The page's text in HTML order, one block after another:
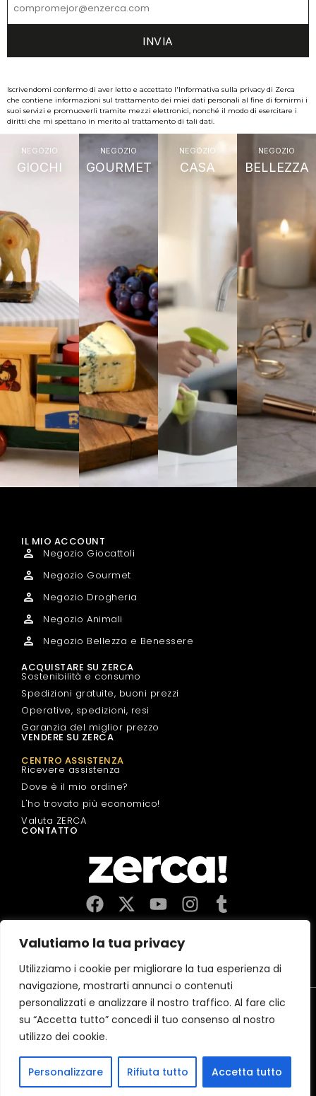
Valutiamo la tua privacy
Utilizziamo i cookie per migliorare la tua esperienza di
navigazione, mostrarti annunci o contenuti
personalizzati e analizzare il nostro traffico. Al fare clic
su “Accetta tutto” concedi il tuo consenso al nostro
utilizzo dei cookie.
Personalizzare Rifiuta tutto Accetta tutto
Iscrivendomi confermo di aver letto e accettato l'Informativa sulla privacy di Zerca
che contiene informazioni sul trattamento dei miei dati personali al fine di fornirmi i
suoi servizi e promuoverli tramite mezzi elettronici, nonché il modo di esercitare i
diritti che mi spettano in merito al trattamento di tali dati.
NEGOZIO
GIOCHI
NEGOZIO
GOURMET
NEGOZIO
CASA
NEGOZIO
BELLEZZA
qui, e dinamizzano l'economia e l'occupazione nella tua
comunità.
IL MIO ACCOUNT
Negozio Giocattoli
Negozio Gourmet
Negozio Drogheria
Negozio Animali
Negozio Bellezza e Benessere
ACQUISTARE SU ZERCA
Sostenibilità e consumo
Spedizioni gratuite, buoni prezzi
Operative, spedizioni, resi
Garanzia del miglior prezzo
VENDERE SU ZERCA
CENTRO ASSISTENZA
Ricevere assistenza
Dove è il mio ordine?
L'ho trovato più economico!
Valuta ZERCA
CONTATTO
Avviso LegalePolítica de Privacidad
Politica sui cookie
CERTIFICAZIONE 2026 MejorServicio.es
(c)2026 Zerca Market Digital, SL
SpagnaFranciaAustriaGermaniaBelgioItaliaPortogallo